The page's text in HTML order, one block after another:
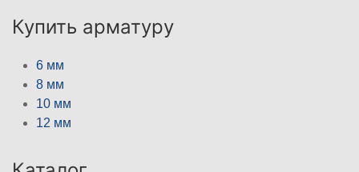
Купить арматуру
6 мм
8 мм
10 мм
12 мм